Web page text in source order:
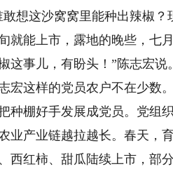
这沙窝窝里能种出辣椒？
就能上市，露地的晚些，七
这事儿，有盼头！”陈志宏说。
这样的党员农户不在少数
种棚好手发展成党员。党组
产业链越拉越长。春天，
西红柿、甜瓜陆续上市，部